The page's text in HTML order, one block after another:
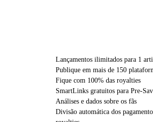
Lançamentos ilimitados para 1
Publique em mais de 150
Fique com 100% das royalties
SmartLinks gratuitos para Pre-
Análises e dados sobre os fãs
Divisão automática dos